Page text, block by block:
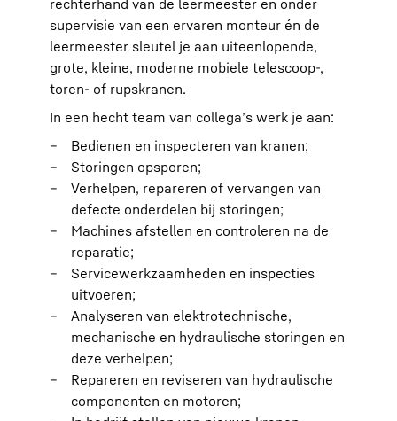
rechterhand van de leermeester en onder
supervisie van een ervaren monteur én de
leermeester sleutel je aan uiteenlopende,
grote, kleine, moderne mobiele telescoop-,
toren- of rupskranen.
In een hecht team van collega’s werk je aan:
Bedienen en inspecteren van kranen;
Storingen opsporen;
Verhelpen, repareren of vervangen van
defecte onderdelen bij storingen;
Machines afstellen en controleren na de
reparatie;
Servicewerkzaamheden en inspecties
uitvoeren;
Analyseren van elektrotechnische,
mechanische en hydraulische storingen en
deze verhelpen;
Repareren en reviseren van hydraulische
componenten en motoren;